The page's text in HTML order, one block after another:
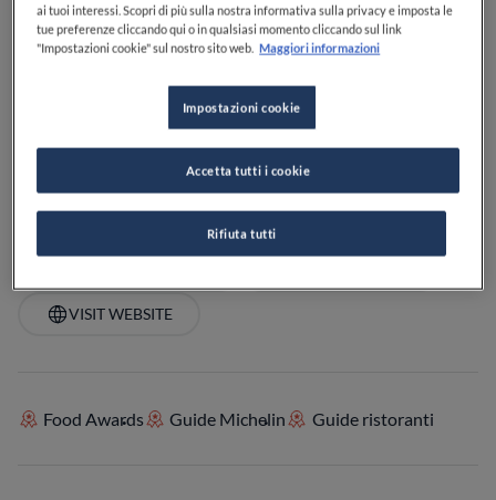
0 0 0 0 0
47042CesenaticoFCItalia
Domenica,19:30-22:30
VISIT WEBSITE
Food Awards Guide Michelin Guide ristoranti
ai tuoi interessi. Scopri di più sulla nostra informativa sulla privacy e imposta le
tue preferenze cliccando qui o in qualsiasi momento cliccando sul link
"Impostazioni cookie" sul nostro sito web. Maggiori informazioni
Impostazioni cookie
Rifiuta tutti
Accetta tutti i cookie